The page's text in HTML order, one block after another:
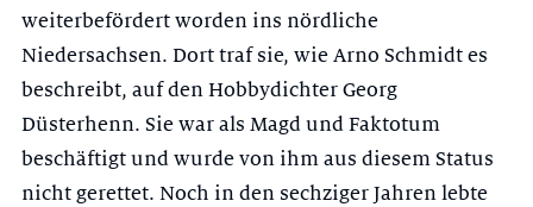
weiterbefördert worden ins nördliche
Niedersachsen. Dort traf sie, wie Arno Schmidt es
beschreibt, auf den Hobbydichter Georg
Düsterhenn. Sie war als Magd und Faktotum
beschäftigt und wurde von ihm aus diesem Status
nicht gerettet. Noch in den sechziger Jahren lebte